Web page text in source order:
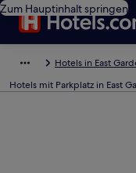
Zum Hauptinhalt springen
Hotels in East
Hotels mit Parkplatz in East